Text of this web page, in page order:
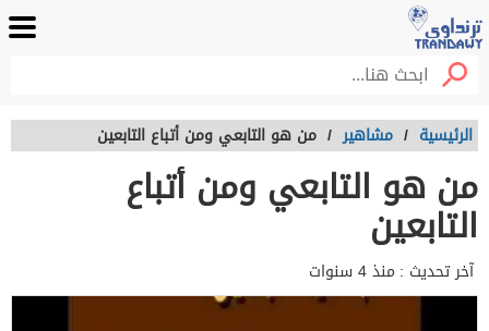
الرئيسية / مشاهير / من هو التابعي ومن أتباع التابعين
من هو التابعي ومن أتباع
التابعين
آخر تحديث : منذ 4 سنوات